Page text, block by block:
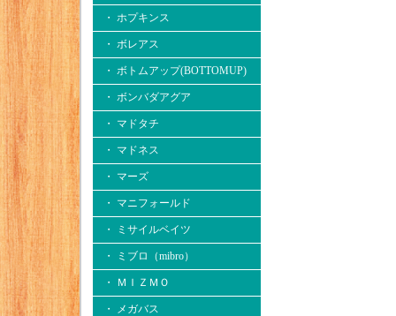
・ ホプキンス
・ ボレアス
・ ボトムアップ(BOTTOMUP)
・ ボンバダアグア
・ マドタチ
・ マドネス
・ マーズ
・ マニフォールド
・ ミサイルベイツ
・ ミブロ（mibro）
・ ＭＩＺＭＯ
・ メガバス